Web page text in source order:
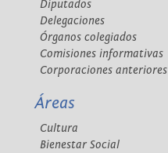
Diputados
Delegaciones
Órganos colegiados
Comisiones informativas
Corporaciones anteriores
Áreas
Cultura
Bienestar Social